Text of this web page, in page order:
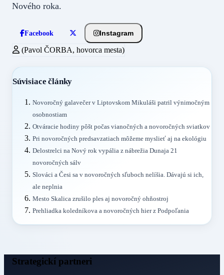
Nového roka.
Facebook Instagram
(Pavol ČORBA, hovorca mesta)
Súvisiace články
Novoročný galavečer v Liptovskom Mikuláši patril výnimočným
osobnostiam
Otváracie hodiny pôšt počas vianočných a novoročných sviatkov
Pri novoročných predsavzatiach môžeme myslieť aj na ekológiu
Delostrelci na Nový rok vypália z nábrežia Dunaja 21
novoročných sálv
Slováci a Česi sa v novoročných sľuboch nelíšia. Dávajú si ich,
ale neplnia
Mesto Skalica zrušilo ples aj novoročný ohňostroj
Prehliadka koledníkova a novoročných hier z Podpoľania
Strategickí partneri